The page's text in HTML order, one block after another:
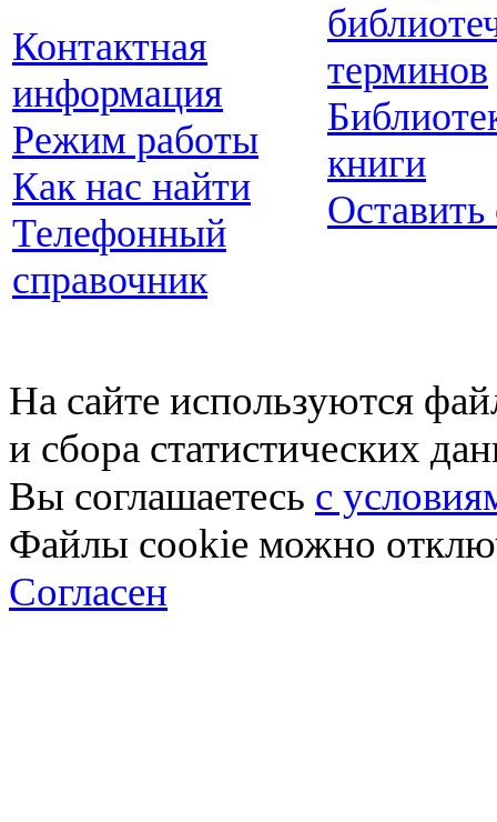
Контактная
информация
Режим работы
Как нас найти
Телефонный
справочник
терминов
книги
Оставить
На сайте используются
и сбора статистических
Вы соглашаетесь с
Файлы cookie можно
Согласен